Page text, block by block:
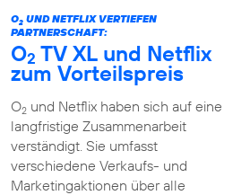
O2UND NETFLIX VERTIEFEN
PARTNERSCHAFT:
O2 TV XL und Netflix
zum Vorteilspreis
O2und Netflix haben sich auf eine
langfristige Zusammenarbeit
verständigt. Sie umfasst
verschiedene Verkaufs- und
Marketingaktionen über alle